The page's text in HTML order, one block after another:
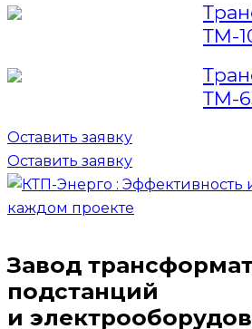
ТМ-
ТМ-
Оставить заявку
Оставить заявку
Завод
подстанций
и